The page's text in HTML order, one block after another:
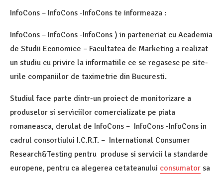
InfoCons – InfoCons -InfoCons te informeaza :
InfoCons – InfoCons -InfoCons ) in parteneriat cu Academia
de Studii Economice – Facultatea de Marketing a realizat
un studiu cu privire la informatiile ce se regasesc pe site-
urile companiilor de taximetrie din Bucuresti.
Studiul face parte dintr-un proiect de monitorizare a
produselor si serviciilor comercializate pe piata
romaneasca, derulat de InfoCons – InfoCons -InfoCons in
cadrul consortiului I.C.R.T. – International Consumer
Research&Testing pentru produse si servicii la standarde
europene, pentru ca alegerea cetateanului consumator sa